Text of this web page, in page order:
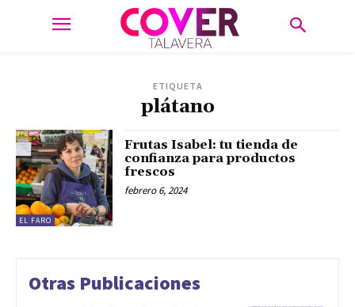
ETIQUETA
plátano
EL FARO
Frutas Isabel: tu tienda de
confianza para productos
frescos
febrero 6, 2024
Otras Publicaciones